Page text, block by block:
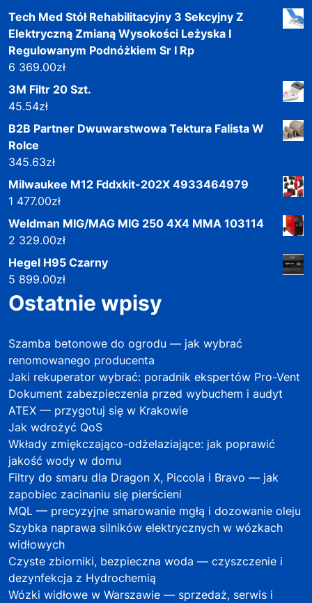
Tech Med Stół Rehabilitacyjny 3 Sekcyjny Z
Elektryczną Zmianą Wysokości Leżyska I
Regulowanym Podnóżkiem Sr I Rp
6 369.00zł
3M Filtr 20 Szt.
45.54zł
B2B Partner Dwuwarstwowa Tektura Falista W
Rolce
345.63zł
Milwaukee M12 Fddxkit-202X 4933464979
1 477.00zł
Weldman MIG/MAG MIG 250 4X4 MMA 103114
2 329.00zł
Hegel H95 Czarny
5 899.00zł
Ostatnie wpisy
Szamba betonowe do ogrodu — jak wybrać
renomowanego producenta
Jaki rekuperator wybrać: poradnik ekspertów Pro-Vent
Dokument zabezpieczenia przed wybuchem i audyt
ATEX — przygotuj się w Krakowie
Jak wdrożyć QoS
Wkłady zmiękczająco-odżelaziające: jak poprawić
jakość wody w domu
Filtry do smaru dla Dragon X, Piccola i Bravo — jak
zapobiec zacinaniu się pierścieni
MQL — precyzyjne smarowanie mgłą i dozowanie oleju
Szybka naprawa silników elektrycznych w wózkach
widłowych
Czyste zbiorniki, bezpieczna woda — czyszczenie i
dezynfekcja z Hydrochemią
Wózki widłowe w Warszawie — sprzedaż, serwis i